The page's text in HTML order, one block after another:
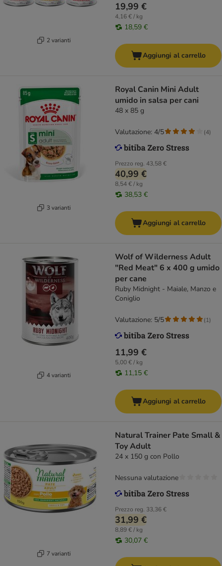
2 varianti
19,99 €
4,16 € / kg
18,59 €
Aggiungi al carrello
3 varianti
Royal Canin Mini Adult
umido in salsa per cani
48 x 85 g
Prezzo reg. 43,58 €
40,99 €
8,54 € / kg
38,53 €
Valutazione: 4/5 (4)
Aggiungi al carrello
4 varianti
Wolf of Wilderness Adult
"Red Meat" 6 x 400 g umido
per cane
Ruby Midnight - Maiale, Manzo e
Coniglio
11,99 €
5,00 € / kg
11,15 €
Valutazione: 5/5 (1)
Aggiungi al carrello
7 varianti
Natural Trainer Pate Small &
Toy Adult
24 x 150 g con Pollo
Prezzo reg. 33,36 €
31,99 €
8,89 € / kg
30,07 €
Nessuna valutazione